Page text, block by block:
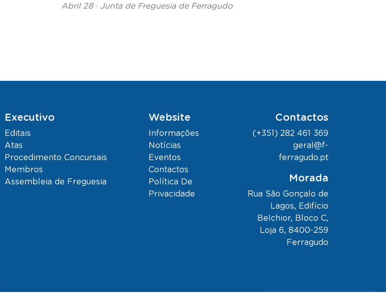
Abril 28 · Junta de Freguesia de Ferragudo
Executivo
Editais
Atas
Procedimento Concursais
Membros
Assembleia de Freguesia
Website
Informações
Notícias
Eventos
Contactos
Política De
Privacidade
Contactos
(+351) 282 461 369
geral@f-
ferragudo.pt
Morada
Rua São Gonçalo de
Lagos, Edifício
Belchior, Bloco C,
Loja 6, 8400-259
Ferragudo